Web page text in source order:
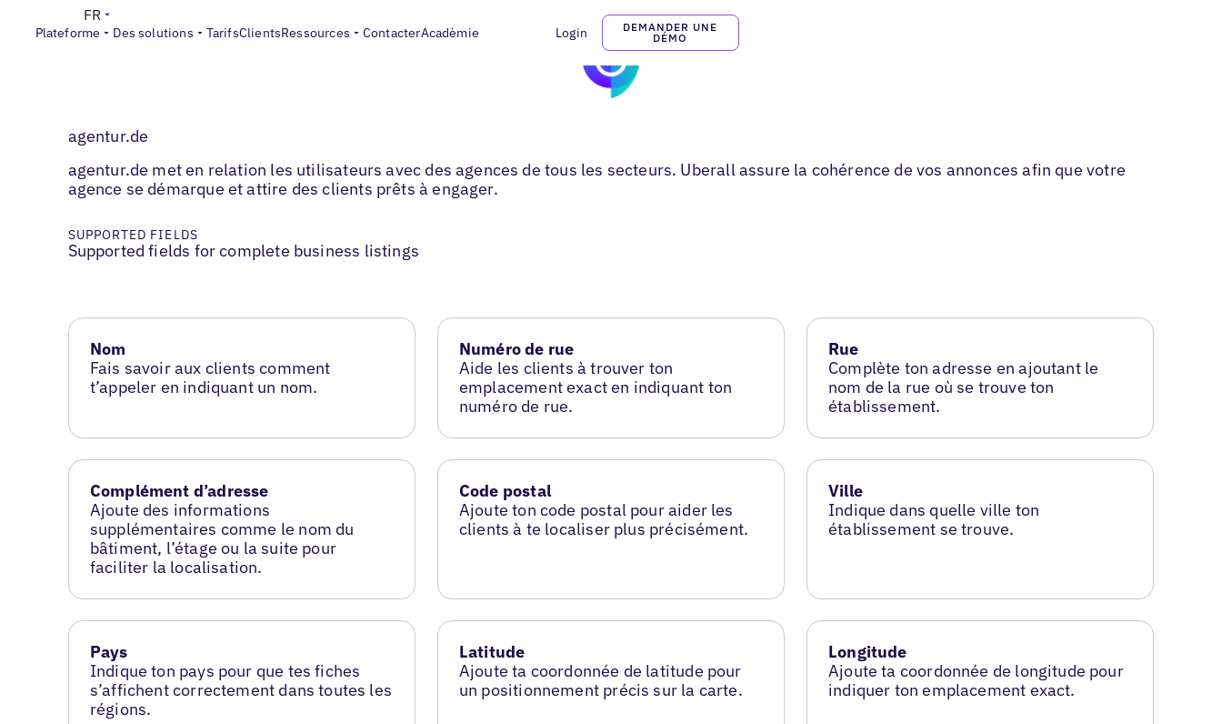
Plateforme Des solutions TarifsClientsRessources ContacterAcadèmie Login
DEMANDER UNE
DÉMO
FR
agentur.de
agentur.de met en relation les utilisateurs avec des agences de tous les secteurs. Uberall assure la cohérence de vos annonces afin que votre
agence se démarque et attire des clients prêts à engager.
SUPPORTED FIELDS
Supported fields for complete business listings
Nom
Fais savoir aux clients comment
t’appeler en indiquant un nom.
Numéro de rue
Aide les clients à trouver ton
emplacement exact en indiquant ton
numéro de rue.
Rue
Complète ton adresse en ajoutant le
nom de la rue où se trouve ton
établissement.
Complément d’adresse
Ajoute des informations
supplémentaires comme le nom du
bâtiment, l’étage ou la suite pour
faciliter la localisation.
Code postal
Ajoute ton code postal pour aider les
clients à te localiser plus précisément.
Ville
Indique dans quelle ville ton
établissement se trouve.
Pays
Indique ton pays pour que tes fiches
s’affichent correctement dans toutes les
régions.
Latitude
Ajoute ta coordonnée de latitude pour
un positionnement précis sur la carte.
Longitude
Ajoute ta coordonnée de longitude pour
indiquer ton emplacement exact.